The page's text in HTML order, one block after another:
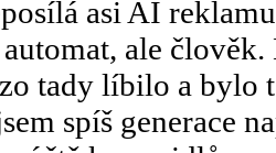
asi AI
ale
tady líbilo a bylo
spíš generace